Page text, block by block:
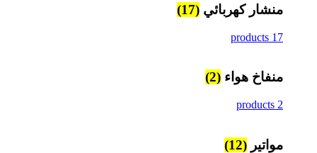
منشار كهربائي (17)
17 products
منفاخ هواء (2)
2 products
مواتير (12)